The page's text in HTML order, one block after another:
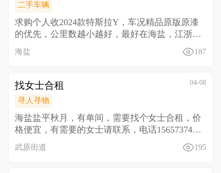
二手车辆
求购个人收2024款特斯拉Y，车况精品原版原漆
的优先，公里数越小越好，最好在海盐，江浙沪
地区可上们看
海盐 187
找女士合租 04-08
寻人寻物
海盐盐平秋月，有单间，需要找个女士合租，价
格便宜，有需要的女士请联系，电话1565737484
武原街道 195